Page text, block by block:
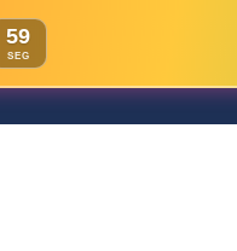
58
SEG